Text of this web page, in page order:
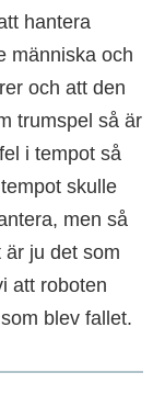
hantera
människa och
och att den
trumspel så är
i tempot så
skulle
men så
är ju det som
att roboten
blev fallet.